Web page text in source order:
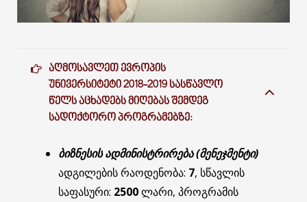
ᲐᲦᲛᲝᲡᲐᲕᲚᲔᲗ ᲔᲕᲠᲝᲞᲘᲡ
ᲣᲜᲘᲕᲔᲠᲡᲘᲢᲔᲢᲘ 2018-2019 ᲡᲐᲡᲬᲐᲕᲚᲝ
ᲬᲔᲚᲡ ᲐᲪᲮᲐᲓᲔᲑᲡ ᲛᲘᲦᲔᲑᲐᲡ ᲨᲔᲛᲓᲔᲒ
ᲡᲐᲓᲝᲥᲢᲝᲠᲝ ᲞᲠᲝᲒᲠᲐᲛᲔᲑᲖᲔ:
ბიზნესის ადმინისტრირება (მენეჯმენტი)
ადგილების რაოდენობა: 7, სწავლის
საფასური: 2500ლარი, პროგრამის